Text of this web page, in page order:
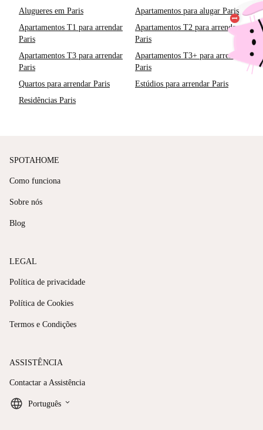
Alugueres em Paris
Apartamentos para alugar Paris
Apartamentos T1 para arrendar
Paris
Apartamentos T2 para arrendar
Paris
Apartamentos T3 para arrendar
Paris
Apartamentos T3+ para arrendar
Paris
Quartos para arrendar Paris
Estúdios para arrendar Paris
Residências Paris
SPOTAHOME
Como funciona
Sobre nós
Blog
LEGAL
Política de privacidade
Política de Cookies
Termos e Condições
ASSISTÊNCIA
Contactar a Assistência
Português keyboard_arrow_down